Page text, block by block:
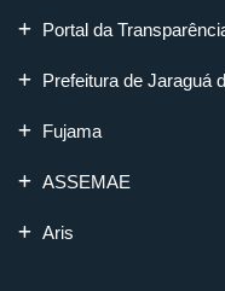
Portal da
Prefeitura de Jaraguá
Fujama
ASSEMAE
Aris